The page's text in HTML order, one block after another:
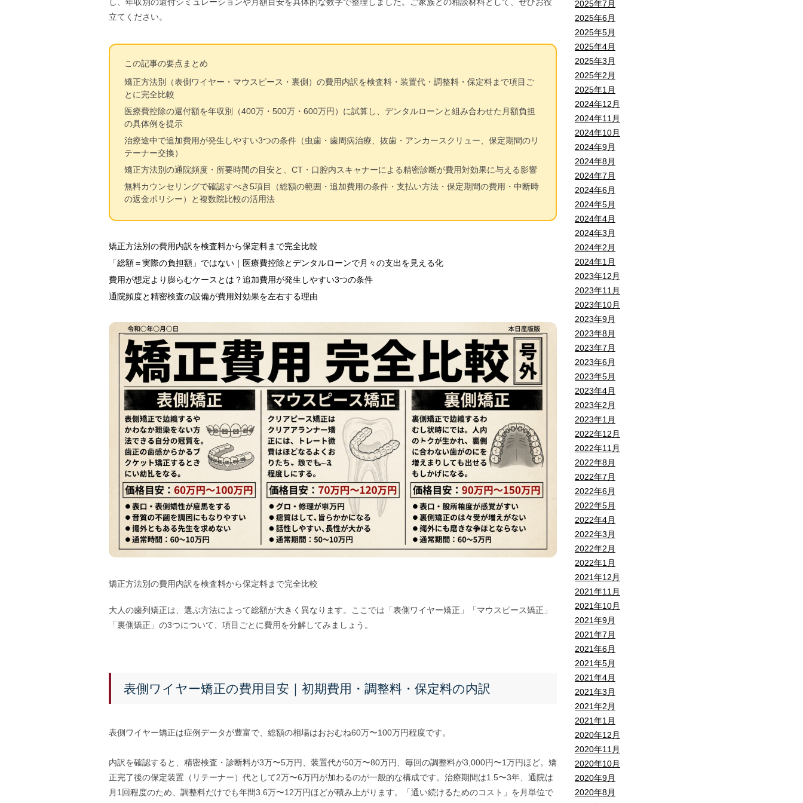
し、年収別の還付シミュレーションや月額目安を具体的な数字で整理しました。ご家族との相談材料として、ぜひお役
立てください。
この記事の要点まとめ
矯正方法別（表側ワイヤー・マウスピース・裏側）の費用内訳を検査料・装置代・調整料・保定料まで項目ご
とに完全比較
医療費控除の還付額を年収別（400万・500万・600万円）に試算し、デンタルローンと組み合わせた月額負担
の具体例を提示
治療途中で追加費用が発生しやすい3つの条件（虫歯・歯周病治療、抜歯・アンカースクリュー、保定期間のリ
テーナー交換）
矯正方法別の通院頻度・所要時間の目安と、CT・口腔内スキャナーによる精密診断が費用対効果に与える影響
無料カウンセリングで確認すべき5項目（総額の範囲・追加費用の条件・支払い方法・保定期間の費用・中断時
の返金ポリシー）と複数院比較の活用法
矯正方法別の費用内訳を検査料から保定料まで完全比較
「総額＝実際の負担額」ではない｜医療費控除とデンタルローンで月々の支出を見える化
費用が想定より膨らむケースとは？追加費用が発生しやすい3つの条件
通院頻度と精密検査の設備が費用対効果を左右する理由
矯正方法別の費用内訳を検査料から保定料まで完全比較
大人の歯列矯正は、選ぶ方法によって総額が大きく異なります。ここでは「表側ワイヤー矯正」「マウスピース矯正」
「裏側矯正」の3つについて、項目ごとに費用を分解してみましょう。
表側ワイヤー矯正の費用目安｜初期費用・調整料・保定料の内訳
表側ワイヤー矯正は症例データが豊富で、総額の相場はおおむね60万〜100万円程度です。
内訳を確認すると、精密検査・診断料が3万〜5万円、装置代が50万〜80万円、毎回の調整料が3,000円〜1万円ほど。矯
正完了後の保定装置（リテーナー）代として2万〜6万円が加わるのが一般的な構成です。治療期間は1.5〜3年、通院は
月1回程度のため、調整料だけでも年間3.6万〜12万円ほどが積み上がります。「通い続けるためのコスト」を月単位で
2025年7月
2025年6月
2025年5月
2025年4月
2025年3月
2025年2月
2025年1月
2024年12月
2024年11月
2024年10月
2024年9月
2024年8月
2024年7月
2024年6月
2024年5月
2024年4月
2024年3月
2024年2月
2024年1月
2023年12月
2023年11月
2023年10月
2023年9月
2023年8月
2023年7月
2023年6月
2023年5月
2023年4月
2023年2月
2023年1月
2022年12月
2022年11月
2022年8月
2022年7月
2022年6月
2022年5月
2022年4月
2022年3月
2022年2月
2022年1月
2021年12月
2021年11月
2021年10月
2021年9月
2021年7月
2021年6月
2021年5月
2021年4月
2021年3月
2021年2月
2021年1月
2020年12月
2020年11月
2020年10月
2020年9月
2020年8月